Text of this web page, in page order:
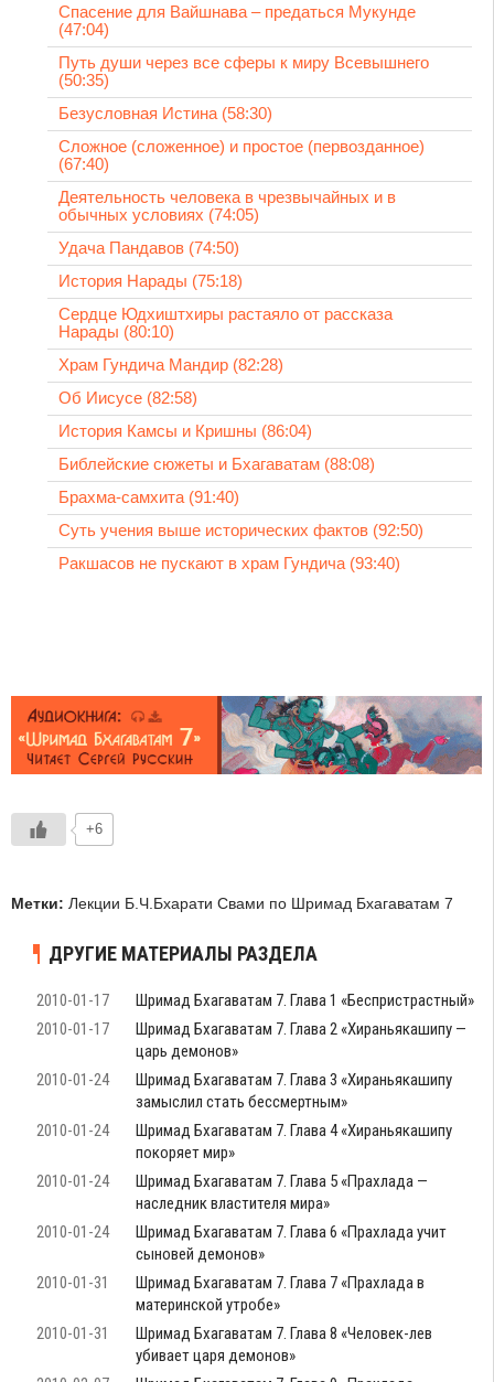
Спасение для Вайшнава – предаться Мукунде
(47:04)
Путь души через все сферы к миру Всевышнего
(50:35)
Безусловная Истина (58:30)
Сложное (сложенное) и простое (первозданное)
(67:40)
Деятельность человека в чрезвычайных и в
обычных условиях (74:05)
Удача Пандавов (74:50)
История Нарады (75:18)
Сердце Юдхиштхиры растаяло от рассказа
Нарады (80:10)
Храм Гундича Мандир (82:28)
Об Иисусе (82:58)
История Камсы и Кришны (86:04)
Библейские сюжеты и Бхагаватам (88:08)
Брахма-самхита (91:40)
Суть учения выше исторических фактов (92:50)
Ракшасов не пускают в храм Гундича (93:40)
+6
Метки: Лекции Б.Ч.Бхарати Свами по Шримад Бхагаватам 7
ДРУГИЕ МАТЕРИАЛЫ РАЗДЕЛА
2010-01-17
Шримад Бхагаватам 7. Глава 1 «Беспристрастный»
2010-01-17
Шримад Бхагаватам 7. Глава 2 «Хираньякашипу —
царь демонов»
2010-01-24
Шримад Бхагаватам 7. Глава 3 «Хираньякашипу
замыслил стать бессмертным»
2010-01-24
Шримад Бхагаватам 7. Глава 4 «Хираньякашипу
покоряет мир»
2010-01-24
Шримад Бхагаватам 7. Глава 5 «Прахлада —
наследник властителя мира»
2010-01-24
Шримад Бхагаватам 7. Глава 6 «Прахлада учит
сыновей демонов»
2010-01-31
Шримад Бхагаватам 7. Глава 7 «Прахлада в
материнской утробе»
2010-01-31
Шримад Бхагаватам 7. Глава 8 «Человек-лев
убивает царя демонов»